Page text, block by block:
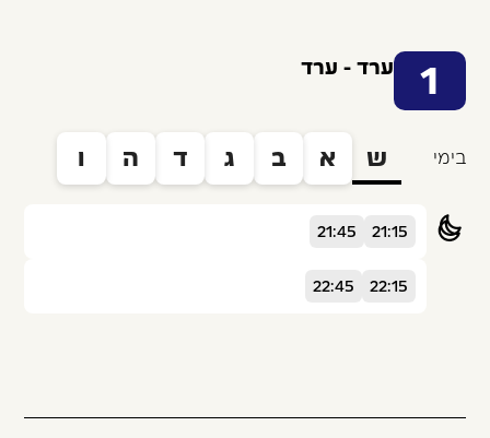
1 ערד - ערד
בימי ש א ב ג ד ה ו
21:15
21:45
22:15
22:45